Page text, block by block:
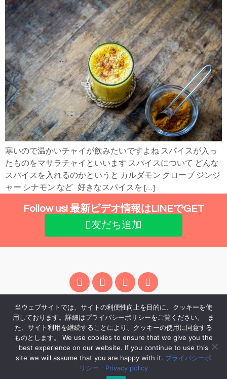
寒いので温かいチャイが飲みたいですよね スパイスが入っ
たものをマサラチャイといいます スパイスについて どんな
スパイスを入れるのかというと カルダモン クローブ ジンジ
ャー シナモン など 好きなスパイスを […]
友だち追加
Follow us! 最新ビデオ情報はLINEでGET
プライバシーポリシー 利用規約
よくある質問 FAQ
Contact: info@masalafitness.com
LINEでも問い合わせ受け付けています。
当ウェブサイトでは、サイトの利便性向上を目的に、クッキーを使
用しております。詳細はプライバシーポリシーをご覧ください。 ま
た、サイト利用を継続することにより、クッキーの使用に同意する
ものとします。 We use cookies to ensure that we give you the
best experience on our website. If you continue to use this
site we will assume that you are happy with it. プライバシーポ
リシー Privacy policy